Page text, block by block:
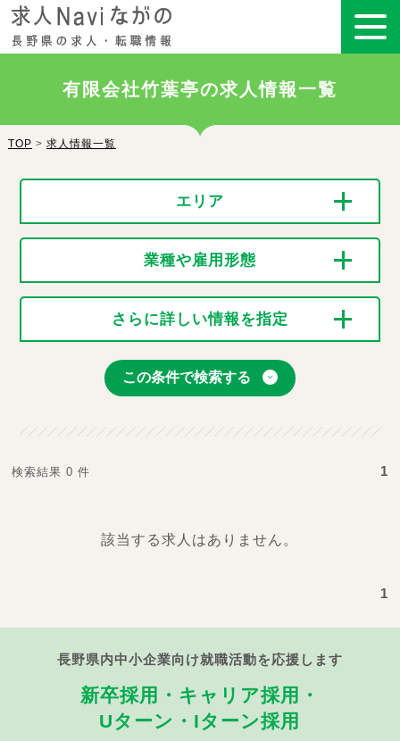
有限会社竹葉亭の求人情報一覧
TOP > 求人情報一覧
エリア
業種や雇用形態
さらに詳しい情報を指定
この条件で検索する
検索結果 0 件 1
該当する求人はありません。
1
長野県内中小企業向け就職活動を応援します
新卒採用・キャリア採用・
Uターン・Iターン採用